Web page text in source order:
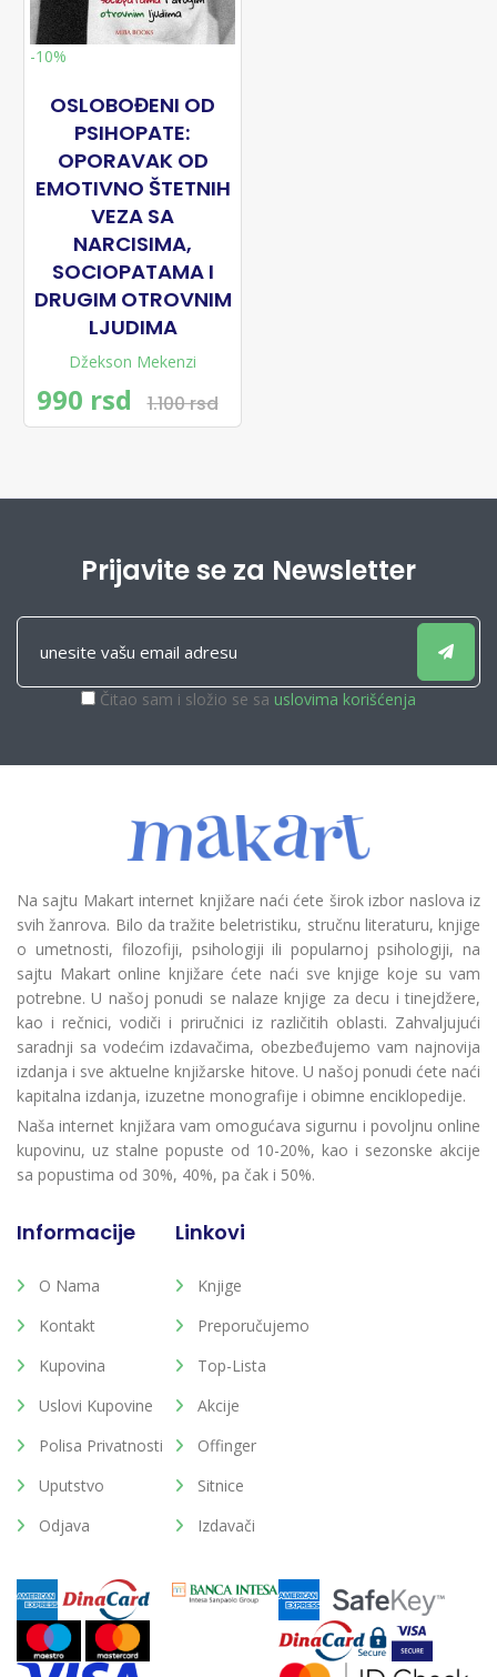
-10%
OSLOBOĐENI OD
PSIHOPATE:
OPORAVAK OD
EMOTIVNO ŠTETNIH
VEZA SA
NARCISIMA,
SOCIOPATAMA I
DRUGIM OTROVNIM
LJUDIMA
Džekson Mekenzi
990 rsd 1.100 rsd
Prijavite se za Newsletter
Čitao sam i složio se sa uslovima korišćenja
Na sajtu Makart internet knjižare naći ćete širok izbor naslova iz
svih žanrova. Bilo da tražite beletristiku, stručnu literaturu, knjige
o umetnosti, filozofiji, psihologiji ili popularnoj psihologiji, na
sajtu Makart online knjižare ćete naći sve knjige koje su vam
potrebne. U našoj ponudi se nalaze knjige za decu i tinejdžere,
kao i rečnici, vodiči i priručnici iz različitih oblasti. Zahvaljujući
saradnji sa vodećim izdavačima, obezbeđujemo vam najnovija
izdanja i sve aktuelne knjižarske hitove. U našoj ponudi ćete naći
kapitalna izdanja, izuzetne monografije i obimne enciklopedije.
Naša internet knjižara vam omogućava sigurnu i povoljnu online
kupovinu, uz stalne popuste od 10-20%, kao i sezonske akcije
sa popustima od 30%, 40%, pa čak i 50%.
Informacije
O Nama
Kontakt
Kupovina
Uslovi Kupovine
Polisa Privatnosti
Uputstvo
Odjava
Linkovi
Knjige
Preporučujemo
Top-Lista
Akcije
Offinger
Sitnice
Izdavači